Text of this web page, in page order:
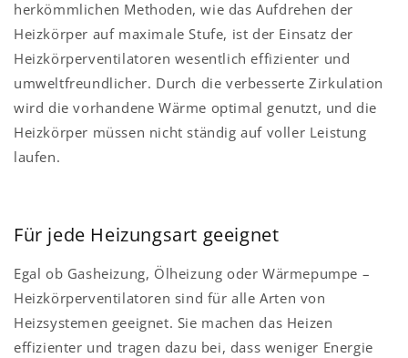
herkömmlichen Methoden, wie das Aufdrehen der
Heizkörper auf maximale Stufe, ist der Einsatz der
Heizkörperventilatoren wesentlich effizienter und
umweltfreundlicher. Durch die verbesserte Zirkulation
wird die vorhandene Wärme optimal genutzt, und die
Heizkörper müssen nicht ständig auf voller Leistung
laufen.
Für jede Heizungsart geeignet
Egal ob Gasheizung, Ölheizung oder Wärmepumpe –
Heizkörperventilatoren sind für alle Arten von
Heizsystemen geeignet. Sie machen das Heizen
effizienter und tragen dazu bei, dass weniger Energie